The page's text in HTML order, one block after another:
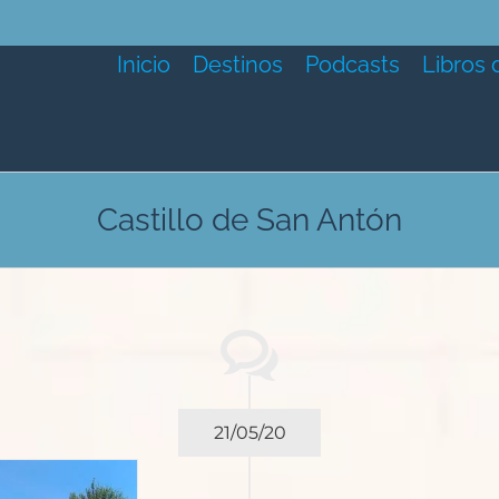
Inicio Destinos Podcasts Libros
Castillo de San Antón
21/05/20